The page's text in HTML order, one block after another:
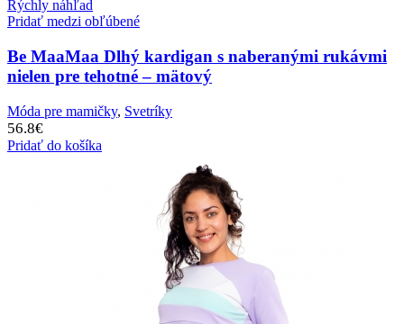
Rýchly náhľad
Pridať medzi obľúbené
Be MaaMaa Dlhý kardigan s naberanými rukávmi
nielen pre tehotné – mätový
Móda pre mamičky, Svetríky
56.8€
Pridať do košíka